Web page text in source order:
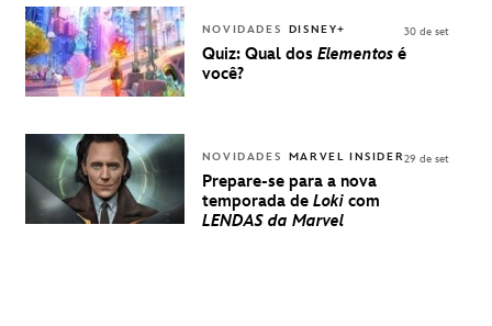
DISNEY
NOVIDADES DISNEY+
Quiz: Qual dos Elementos é
você?
30 de set
NOVIDADES MARVEL INSIDER
Prepare-se para a nova
temporada de Loki com
LENDAS da Marvel
29 de set